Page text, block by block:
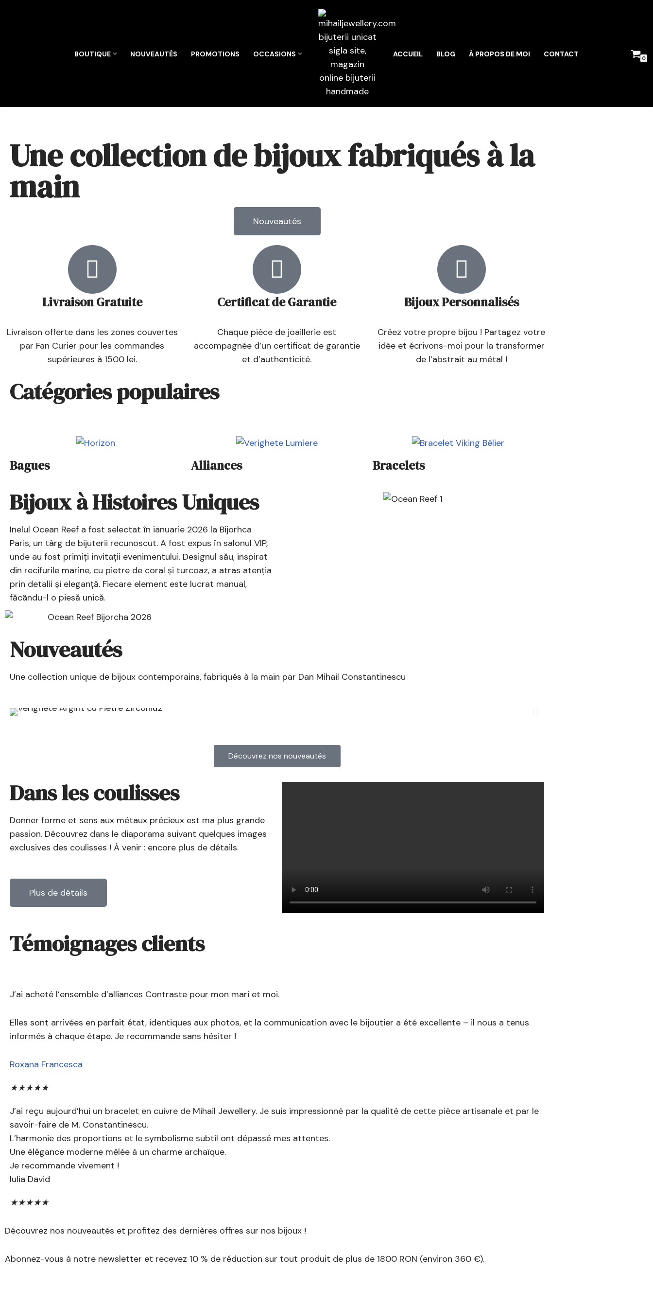
BOUTIQUE NOUVEAUTÉS PROMOTIONS OCCASIONS ACCUEIL BLOG À PROPOS DE MOI CONTACT 0
Une collection de bijoux fabriqués à la
main
Nouveautés
Livraison Gratuite
Livraison offerte dans les zones couvertes
par Fan Curier pour les commandes
supérieures à 1500 lei.
Certificat de Garantie
Chaque pièce de joaillerie est
accompagnée d’un certificat de garantie
et d’authenticité.
Bijoux Personnalisés
Créez votre propre bijou ! Partagez votre
idée et écrivons-moi pour la transformer
de l’abstrait au métal !
Catégories populaires
Bagues Alliances Bracelets
Bijoux à Histoires Uniques
Inelul Ocean Reef a fost selectat în ianuarie 2026 la Bijorhca
Paris, un târg de bijuterii recunoscut. A fost expus în salonul VIP,
unde au fost primiți invitații evenimentului. Designul său, inspirat
din recifurile marine, cu pietre de coral și turcoaz, a atras atenția
prin detalii și eleganță. Fiecare element este lucrat manual,
făcându-l o piesă unică.
Nouveautés
Une collection unique de bijoux contemporains, fabriqués à la main par Dan Mihail Constantinescu
Découvrez nos nouveautés
Dans les coulisses
Donner forme et sens aux métaux précieux est ma plus grande
passion. Découvrez dans le diaporama suivant quelques images
exclusives des coulisses ! À venir : encore plus de détails.
Plus de détails
Témoignages clients
J’ai acheté l’ensemble d’alliances Contraste pour mon mari et moi.
Elles sont arrivées en parfait état, identiques aux photos, et la communication avec le bijoutier a été excellente – il nous a tenus
informés à chaque étape. Je recommande sans hésiter !
Roxana Francesca
★★★★★
J’ai reçu aujourd’hui un bracelet en cuivre de Mihail Jewellery. Je suis impressionné par la qualité de cette pièce artisanale et par le
savoir-faire de M. Constantinescu.
L’harmonie des proportions et le symbolisme subtil ont dépassé mes attentes.
Une élégance moderne mêlée à un charme archaïque.
Je recommande vivement !
Iulia David
★★★★★
Découvrez nos nouveautés et profitez des dernières offres sur nos bijoux !
Abonnez-vous à notre newsletter et recevez 10 % de réduction sur tout produit de plus de 1800 RON (environ 360 €).